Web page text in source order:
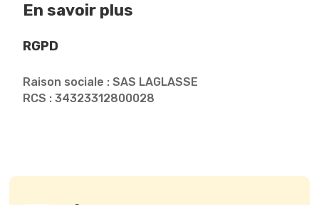
En savoir plus
RGPD
Raison sociale : SAS LAGLASSE
RCS : 34323312800028